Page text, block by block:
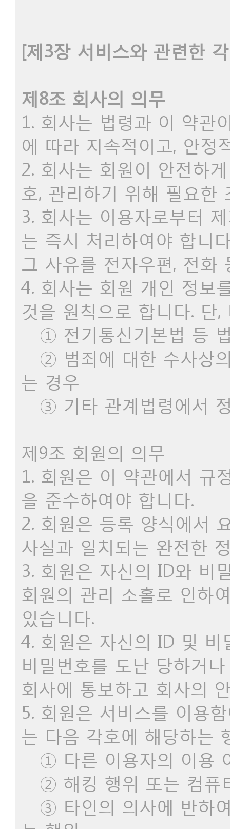
[제3장 서비스와 관련한
제8조 회사의 의무
1. 회사는 법령과 이 약관
에 따라 지속적이고, 안정
2. 회사는 회원이 안전하
호, 관리하기 위해 필요한
3. 회사는 이용자로부터
는 즉시 처리하여야 합니
그 사유를 전자우편, 전화
4. 회사는 회원 개인 정보
것을 원칙으로 합니다. 단
① 전기통신기본법 등
② 범죄에 대한 수사상
는 경우
③ 기타 관계법령에서
제9조 회원의 의무
1. 회원은 이 약관에서 규
을 준수하여야 합니다.
2. 회원은 등록 양식에서
사실과 일치되는 완전한
3. 회원은 자신의 ID와 비
회원의 관리 소홀로 인하
있습니다.
4. 회원은 자신의 ID 및 비
비밀번호를 도난 당하거
회사에 통보하고 회사의
5. 회원은 서비스를 이용
는 다음 각호에 해당하는
① 다른 이용자의 이용
② 해킹 행위 또는 컴퓨
③ 타인의 의사에 반하